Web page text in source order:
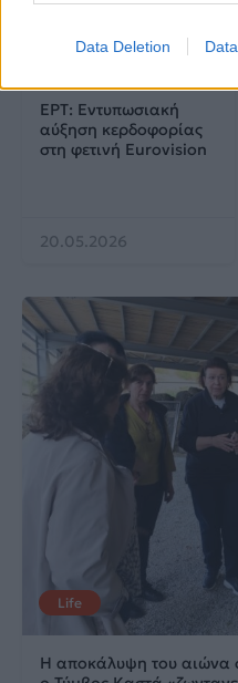
Data Deletion
EUROVISION
ΕΡΤ: Εντυπωσιακή
αύξηση κερδοφορίας
στη φετινή Eurovision
20.05.2026
Life
Η αποκάλυψη του αιώνα